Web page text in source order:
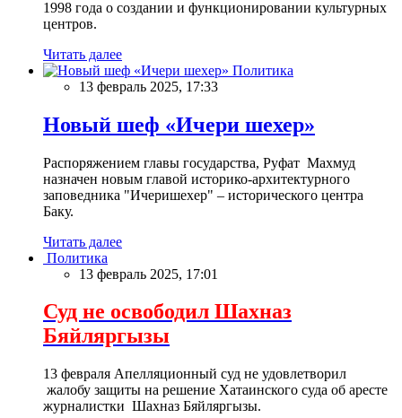
1998 года о создании и функционировании культурных
центров.
Читать далее
Политика
13 февраль 2025, 17:33
Новый шеф «Ичери шехер»
Распоряжением главы государства, Руфат Махмуд
назначен новым главой историко-архитектурного
заповедника "Ичеришехер" – исторического центра
Баку.
Читать далее
Политика
13 февраль 2025, 17:01
Суд не освободил Шахназ
Бяйляргызы
13 февраля Апелляционный суд не удовлетворил
жалобу защиты на решение Хатаинского суда об аресте
журналистки Шахназ Бяйляргызы.